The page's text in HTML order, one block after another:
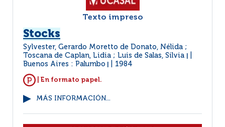
Texto impreso
Stocks
Sylvester, Gerardo Moretto de Donato, Nélida ;
Toscana de Caplan, Lidia ; Luis de Salas, Silvia
Buenos Aires : Palumbo 1984
| En formato papel.
MÁS INFORMACIÓN...